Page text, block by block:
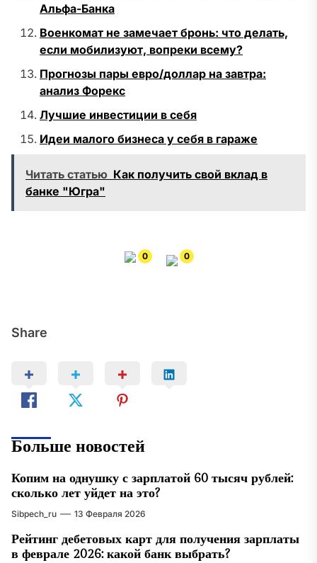
Share
Альфа-Банка
Военкомат не замечает бронь: что делать,
если мобилизуют, вопреки всему?
Прогнозы пары евро/доллар на завтра:
анализ Форекс
Лучшие инвестиции в себя
Идеи малого бизнеса у себя в гараже
Читать статью Как получить свой вклад в
банке "Югра"
0 0
Больше новостей
Копим на однушку с зарплатой 60 тысяч рублей:
сколько лет уйдет на это?
Sibpech_ru 13 Февраля 2026
Рейтинг дебетовых карт для получения зарплаты
в феврале 2026: какой банк выбрать?